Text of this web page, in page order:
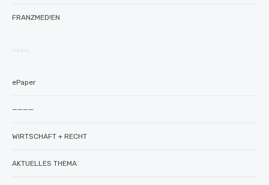
FRANZMED!EN
intern
ePaper
————
WIRTSCHAFT + RECHT
AKTUELLES THEMA